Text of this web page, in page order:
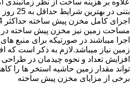
علاوه بر هزینه ساخت از نظر
بتنی در
مساحت زمین نیز مخزن پیش ساخته در
اجرا میباشند در صورتیکه برای منبع
زمین نیاز میباشد.لازم به ذکر است که
افزایش تعداد و نحوه چیدمان در
تواند مقدار زمین حاشیه استخر ها را
برخی از مزایای مخزن پیش ساخته